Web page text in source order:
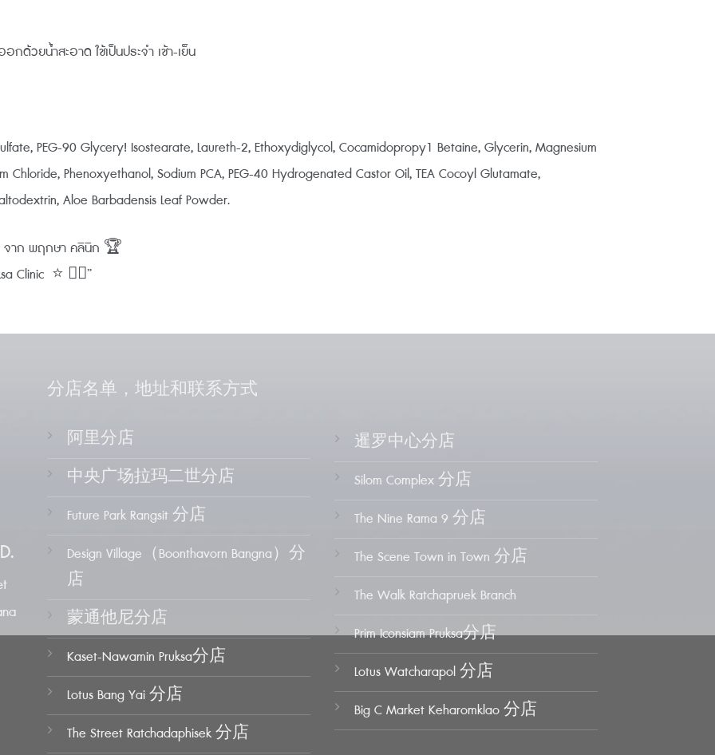
ด้วยน้ำสะอาด ใช้เป็นประจำ เช้า-เย็น
PEG-90 Glycery! Isostearate, Laureth-2, Ethoxydiglycol, Cocamidopropy1 Betaine, Glycerin, Magnesium
Chloride, Phenoxyethanol, Sodium PCA, PEG-40 Hydrogenated Castor Oil, TEA Cocoyl Glutamate,
Aloe Barbadensis Leaf Powder.
จาก พฤกษา คลินิก 🏆
Clinic ⭐️ 👨‍⚕️”
分店名单，地址和联系方式
阿里分店
中央广场拉玛二世分店
Future Park Rangsit 分店
Design Village（Boonthavorn Bangna）分
店
蒙通他尼分店
Kaset-Nawamin Pruksa分店
Lotus Bang Yai 分店
The Street Ratchadaphisek 分店
暹罗中心分店
Silom Complex 分店
The Nine Rama 9 分店
The Scene Town in Town 分店
The Walk Ratchapruek Branch
Prim Iconsiam Pruksa分店
Lotus Watcharapol 分店
Big C Market Keharomklao 分店